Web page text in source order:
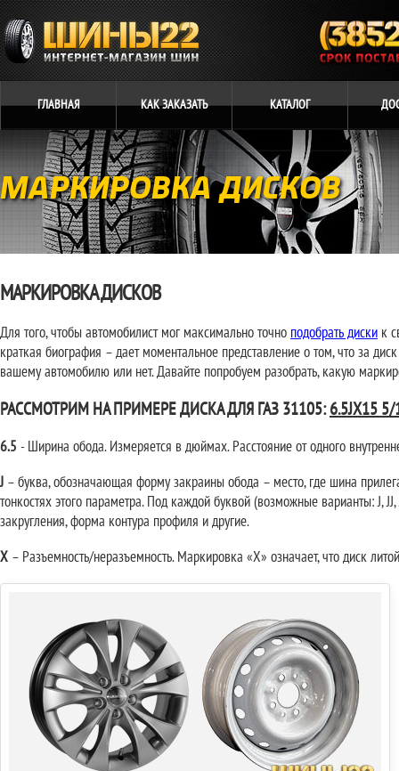
ГЛАВНАЯ КАКЗАКАЗАТЬ КАТАЛОГ
МАРКИРОВКА ДИСКОВ
МАРКИРОВКА ДИСКОВ
Для того, чтобы автомобилист мог максимально точно подобрать диски к
краткая биография – дает моментальное представление о том, что за
вашему автомобилю или нет. Давайте попробуем разобрать, какую
РАССМОТРИМ НА ПРИМЕРЕ ДИСКА ДЛЯ ГАЗ 31105:6.5JX15
6.5 - Ширина обода. Измеряется в дюймах. Расстояние от одного
J – буква, обозначающая форму закраины обода – место, где шина
тонкостях этого параметра. Под каждой буквой (возможные варианты: J,
закругления, форма контура профиля и другие.
X – Разъемность/неразъемность. Маркировка «Х» означает, что диск